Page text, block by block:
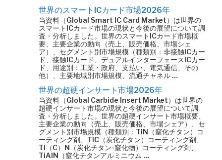
世界のスマートICカード市場2026年
当資料（Global Smart IC Card Market）は世界の
スマートICカード市場の現状と今後の展望について調
査・分析しました。世界のスマートICカード市場概
要、主要企業の動向（売上、販売価格、市場シェ
ア）、セグメント別市場規模（種類別：非接触ICカー
ド、接触ICカード、デュアルインターフェースICカー
ド、用途別：工業・政府、支払い、電気通信、その
他）、主要地域別市場規模、流通チャネル …
世界の超硬インサート市場2026年
当資料（Global Carbide Insert Market）は世界の
超硬インサート市場の現状と今後の展望について調
査・分析しました。世界の超硬インサート市場概要、
主要企業の動向（売上、販売価格、市場シェア）、セ
グメント別市場規模（種類別：TiN（窒化チタン）コ
ーティング剤、TiC（炭化チタン）コーティング剤、
Ti（C）N（炭化チタン-窒化物）コーティング剤、
TiAlN（窒化チタンアルミニウム …